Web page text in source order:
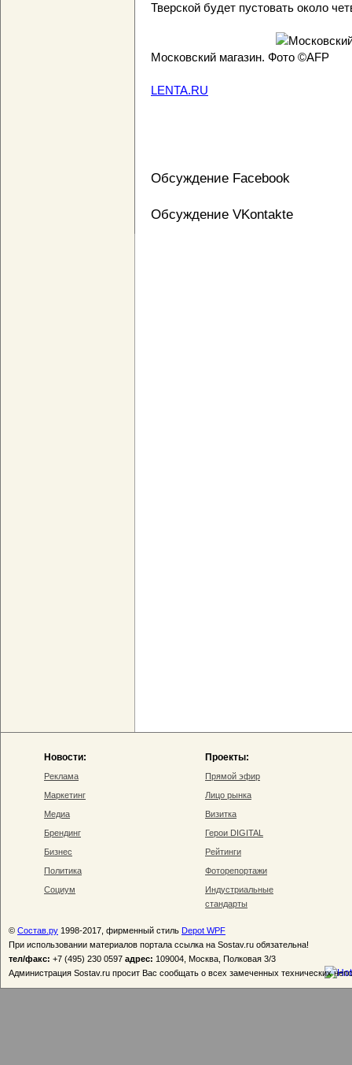
Тверской будет пустовать около
Московский магазин. Фото ©AFP
LENTA.RU
Обсуждение Facebook
Обсуждение VKontakte
Новости:
Реклама
Маркетинг
Медиа
Брендинг
Бизнес
Политика
Социум
Проекты:
Прямой эфир
Лицо рынка
Визитка
Герои DIGITAL
Рейтинги
Фоторепортажи
Индустриальные
стандарты
© Состав.ру 1998-2017, фирменный стиль Depot WPF
При использовании материалов портала ссылка на Sostav.ru обязательна!
тел/факс: +7 (495) 230 0597 адрес: 109004, Москва, Полковая 3/3
Администрация Sostav.ru просит Вас сообщать о всех замеченных технических